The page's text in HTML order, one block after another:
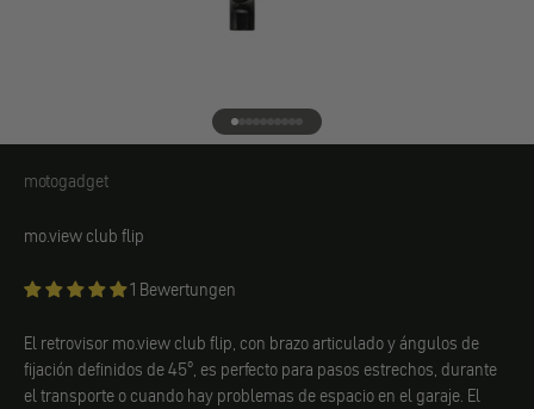
Ir al elemento 1
Ir al elemento 2
Ir al elemento 3
Ir al elemento 4
Ir al elemento 5
Ir al elemento 6
Ir al elemento 7
Ir al elemento 8
Ir al elemento 9
Ir al elemento 10
motogadget
motogadget
mo.view club flip
1 Bewertungen
El retrovisor mo.view club flip, con brazo articulado y ángulos de
fijación definidos de 45°, es perfecto para pasos estrechos, durante
el transporte o cuando hay problemas de espacio en el garaje. El